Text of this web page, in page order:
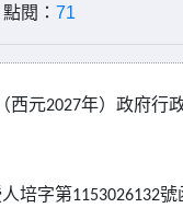
閱： 71
西元2027年）政府行
人培字第1153026132號